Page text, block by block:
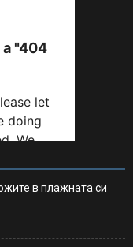
в плажната си